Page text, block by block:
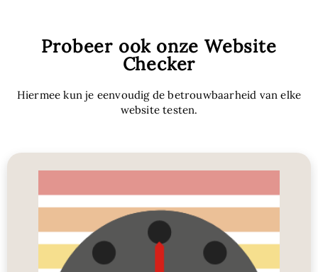
Probeer ook onze Website
Checker
Hiermee kun je eenvoudig de betrouwbaarheid van elke
website testen.